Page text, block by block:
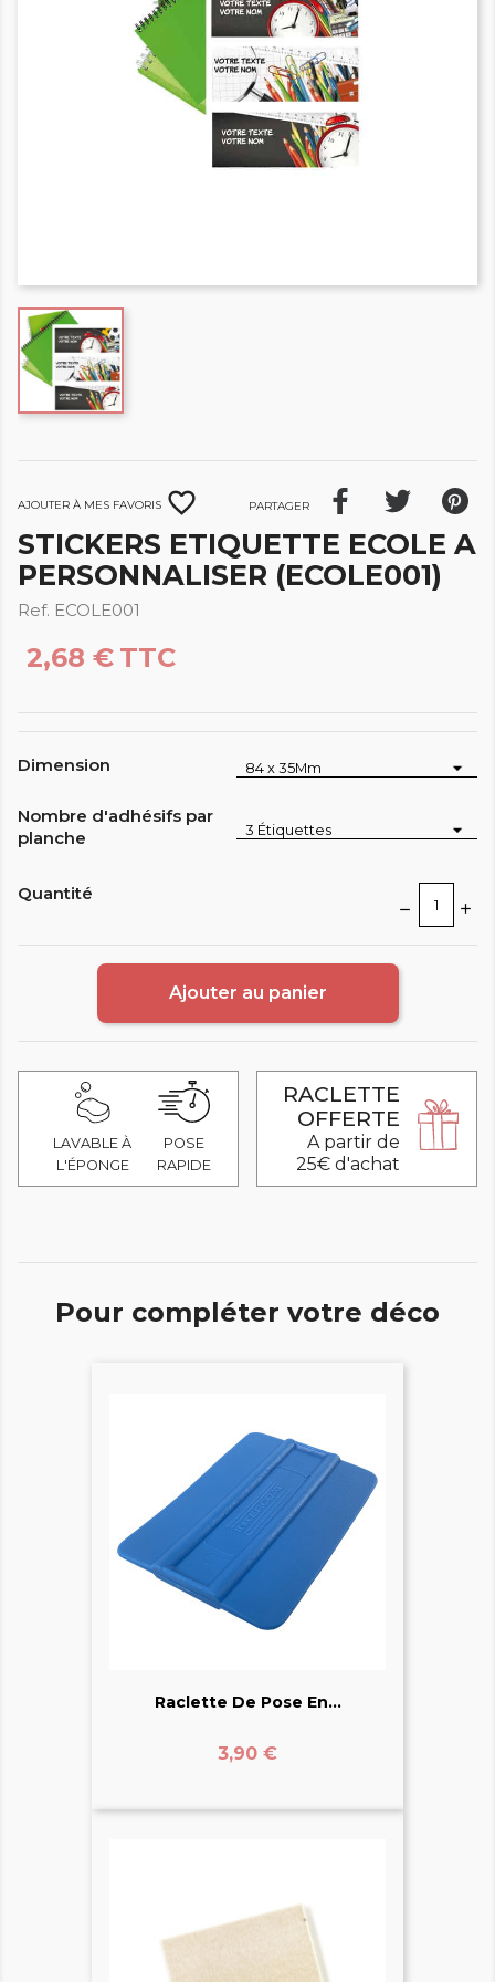
Ajouter à mes favoris favorite_border Partager
STICKERS ETIQUETTE ECOLE A
PERSONNALISER (ECOLE001)
Ref. ECOLE001
2,68 € TTC
Dimension
Nombre d'adhésifs par
planche
Quantité
Ajouter au panier
LAVABLE À
L'ÉPONGE
POSE
RAPIDE
RACLETTE
OFFERTE
A partir de
25€ d'achat
Pour compléter votre déco
Raclette De Pose En...
Prix
3,90 €